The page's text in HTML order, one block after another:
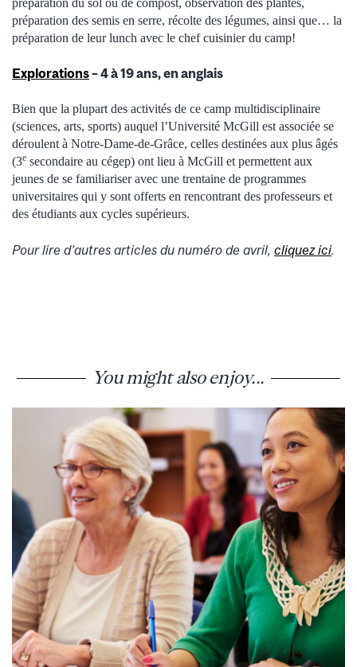
préparation des semis en serre, récolte des légumes, ainsi que… la
préparation de leur lunch avec le chef cuisinier du camp!
Explorations– 4 à 19 ans, en anglais
Bien que la plupart des activités de ce camp multidisciplinaire
(sciences, arts, sports) auquel l’Université McGill est associée se
déroulent à Notre-Dame-de-Grâce, celles destinées aux plus âgés
(3e secondaire au cégep) ont lieu à McGill et permettent aux
jeunes de se familiariser avec une trentaine de programmes
universitaires qui y sont offerts en rencontrant des professeurs et
des étudiants aux cycles supérieurs.
Pour lire d’autres articles du numéro de avril, cliquez ici.
You might also enjoy...